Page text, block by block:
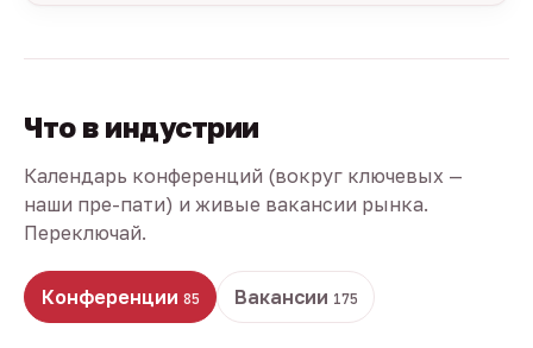
Что в индустрии
Календарь конференций (вокруг ключевых —
наши пре-пати) и живые вакансии рынка.
Переключай.
Конференции 85 Вакансии 175